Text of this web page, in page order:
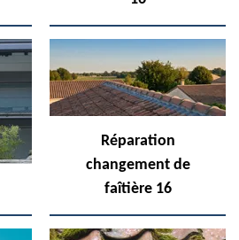
Réparation
changement de
faîtière 16